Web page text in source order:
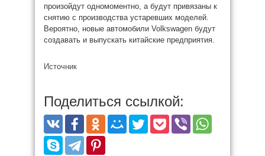
произойдут одномоментно, а будут привязаны к
снятию с производства устаревших моделей.
Вероятно, новые автомобили Volkswagen будут
создавать и выпускать китайские предприятия.
Источник
Поделиться ссылкой: